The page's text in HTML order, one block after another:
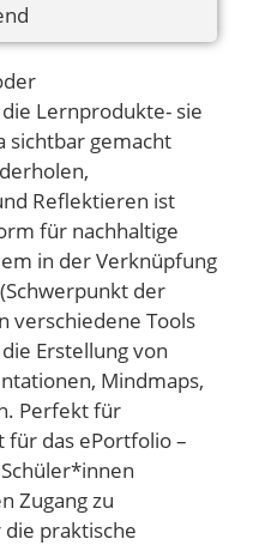
Lernprodukte- sie
sichtbar gemacht
Reflektieren ist
für nachhaltige
in der Verknüpfung
der
verschiedene Tools
Erstellung von
Mindmaps,
Perfekt für
das ePortfolio –
Zugang zu
die praktische